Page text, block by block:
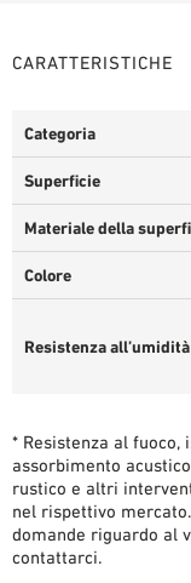
CARATTERISTICHE
Categoria
Superficie
Materiale della
Colore
Resistenza all’umidità
* Resistenza al
assorbimento
rustico e altri
nel rispettivo
domande riguardo al
contattarci.